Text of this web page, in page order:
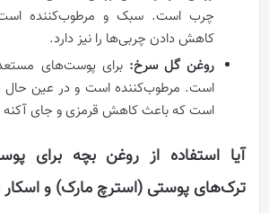
چرب است. سبک و مرطوب‌کننده
کاهش دادن چربی‌ها را نیز دارد.
روغن گل سرخ: برای پوست‌های
است. مرطوب‌کننده است و در عین
است که باعث کاهش قرمزی و جای
آیا استفاده از روغن بچه برای
ترک‌های پوستی (استرچ مارک) و